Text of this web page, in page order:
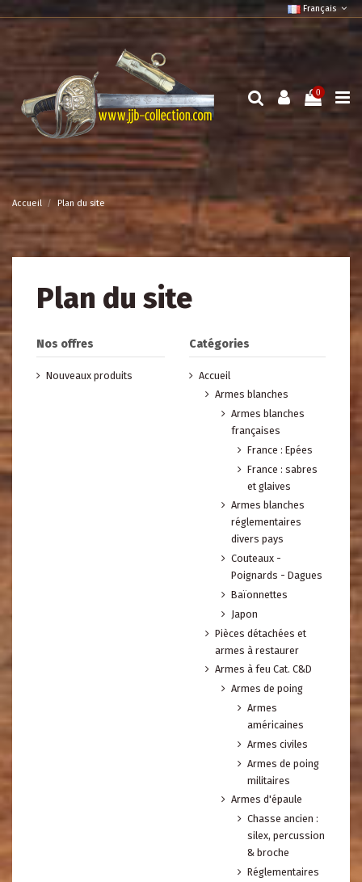
Français
0
Accueil Plan du site
Plan du site
Nos offres
Nouveaux produits
Catégories
Accueil
Armes blanches
Armes blanches
françaises
France : Epées
France : sabres
et glaives
Armes blanches
réglementaires
divers pays
Couteaux -
Poignards - Dagues
Baïonnettes
Japon
Pièces détachées et
armes à restaurer
Armes à feu Cat. C&D
Armes de poing
Armes
américaines
Armes civiles
Armes de poing
militaires
Armes d'épaule
Chasse ancien :
silex, percussion
& broche
Réglementaires